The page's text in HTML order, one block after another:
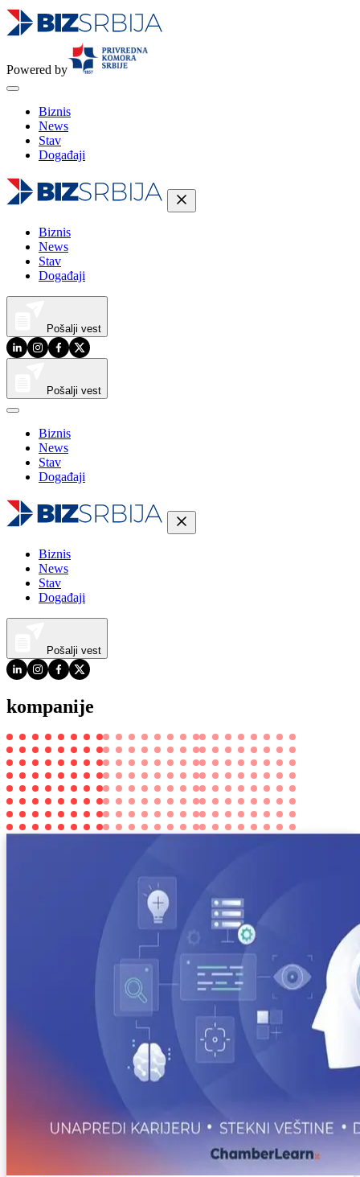
Powered by
Biznis
News
Stav
Događaji
Biznis
News
Stav
Događaji
Pošalji vest
Pošalji vest
Biznis
News
Stav
Događaji
Biznis
News
Stav
Događaji
Pošalji vest
kompanije